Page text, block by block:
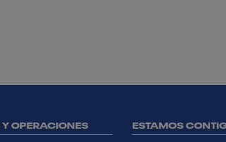
OPERACIONES ESTAMOS